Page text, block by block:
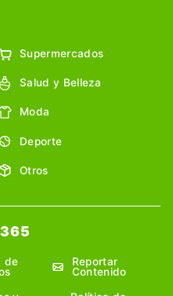
Supermercados
Salud y Belleza
Moda
Deporte
Otros
365
de
Reportar
Contenido